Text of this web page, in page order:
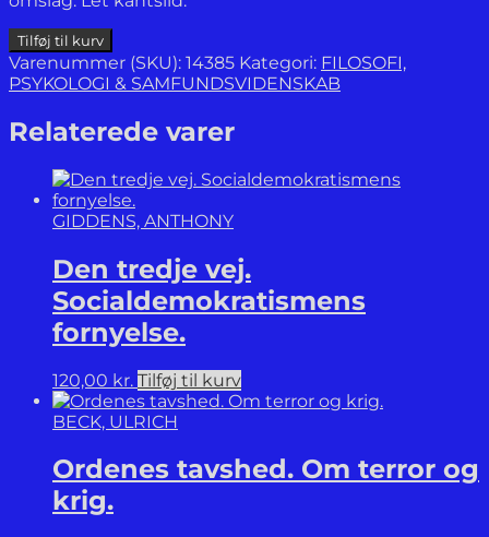
Karl
Marx
-
livs
historie.
Tilføj til kurv
Varenummer (SKU): 14385 Kategori: FILOSOFI,
PSYKOLOGI & SAMFUNDSVIDENSKAB
Relaterede varer
GIDDENS, ANTHONY
Den tredje vej.
Socialdemokratismens
fornyelse.
120,00 kr. Tilføj til kurv
BECK, ULRICH
Ordenes tavshed. Om terror og
krig.